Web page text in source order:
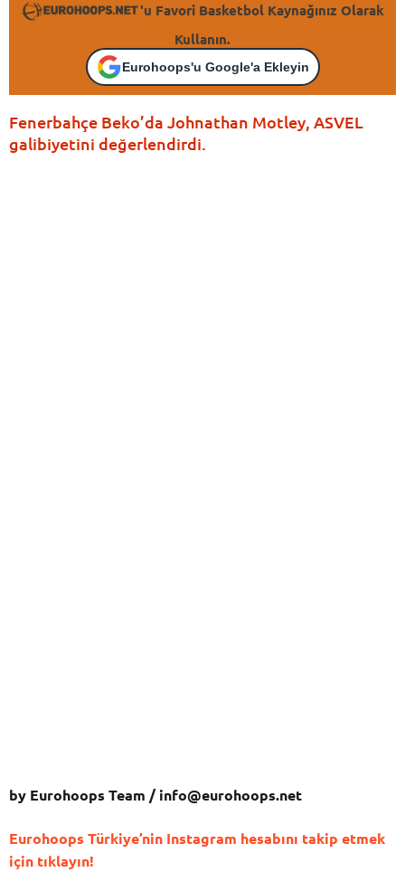
'u Favori Basketbol Kaynağınız Olarak
Kullanın.
Eurohoops'u Google'a Ekleyin
Fenerbahçe Beko’da Johnathan Motley, ASVEL
galibiyetini değerlendirdi.
by Eurohoops Team /info@eurohoops.net
Eurohoops Türkiye’nin Instagram hesabını takip etmek
için tıklayın!